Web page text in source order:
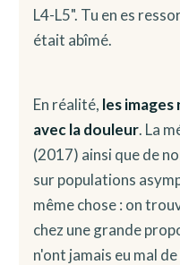
L4-L5". Tu en es
était abîmé.
En réalité, les
avec la douleur. La
(2017) ainsi que de
sur populations
même chose : on
chez une grande
n'ont jamais eu mal